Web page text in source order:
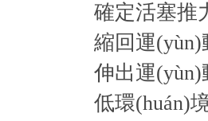
確定活塞推
縮回運(yùn)
伸出運(yùn)
低環(huán)